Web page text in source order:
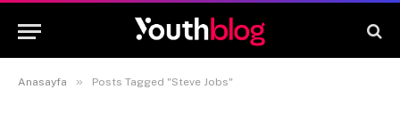
Anasayfa » Posts Tagged "Steve Jobs"